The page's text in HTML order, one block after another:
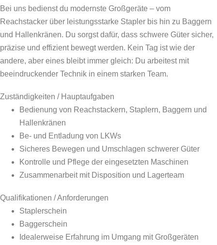
Bei uns bedienst du modernste Großgeräte – vom
Reachstacker über leistungsstarke Stapler bis hin zu Baggern
und Hallenkränen. Du sorgst dafür, dass schwere Güter sicher,
präzise und effizient bewegt werden. Kein Tag ist wie der
andere, aber eines bleibt immer gleich: Du arbeitest mit
beeindruckender Technik in einem starken Team.
Zuständigkeiten / Hauptaufgaben
Bedienung von Reachstackern, Staplern, Baggern und
Hallenkränen
Be- und Entladung von LKWs
Sicheres Bewegen und Umschlagen schwerer Güter
Kontrolle und Pflege der eingesetzten Maschinen
Zusammenarbeit mit Disposition und Lagerteam
Qualifikationen / Anforderungen
Staplerschein
Baggerschein
Idealerweise Erfahrung im Umgang mit Großgeräten